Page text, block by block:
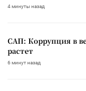
4 минуты назад
САП: Коррупция в
растет
6 минут назад